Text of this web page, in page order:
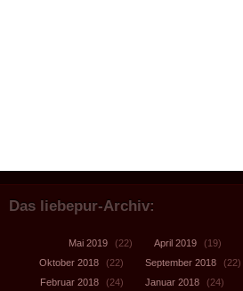
Das liebepur-Archiv:
Mai 2019 (22) April 2019 (19)
Oktober 2018
(22) September 2018 (22)
Februar 2018
(24) Januar 2018 (24)